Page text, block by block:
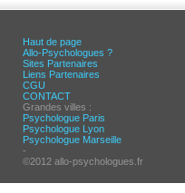
Haut de page
Allo-Psychologues ?
Sites Partenaires
Liens Partenaires
CGU
CONTACT
Grandes villes :
Psychologue Paris
Psychologue Lyon
Psychologue Marseille
-
©2012 allo-psychologues.fr